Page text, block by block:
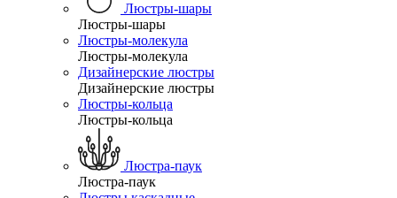
Люстры-шары
Люстры-шары
Люстры-молекула
Люстры-молекула
Дизайнерские люстры
Дизайнерские люстры
Люстры-кольца
Люстры-кольца
Люстра-паук
Люстра-паук